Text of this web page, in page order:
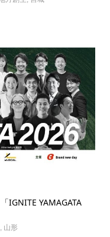
IGNITE YAMAGATA
, 山形